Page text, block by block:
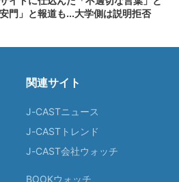
門」と報道も...大学側は説明拒否
関連サイト
J-CASTニュース
J-CASTトレンド
J-CAST会社ウォッチ
BOOKウォッチ